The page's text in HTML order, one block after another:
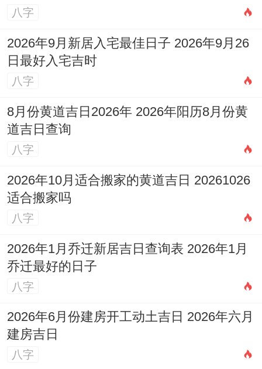
破耗多，入秋后金水旺相，财气方有回升。
3.2 哪些领域投资需要特别小心？
所有高杠杆，高风险的投机行为。如股票，
期货、虚拟货币等，今年皆为大忌，因劫财
夺财之象明确，与朋友，亲戚合伙投资或发
生大额借贷，极易因财失义，造成资金有去
无回，在正南方太岁位与正北方岁破方进行
的投资或重大财务决策，尤其凶险，务必回
避，建议将关注点放在与自身专业相关，或
需要长期知识积累的领域。
3.3 怎样守财并开拓新的财源？
守财是第一要务，可在家中或办公室的正东
件，稳固财库，凝聚财气，开拓财源方面应
依托「官印」，即争取与，大型机构相关的
八字
2026年9月新居入宅最佳日子 2026年9月26
日最好入宅吉时
八字
8月份黄道吉日2026年 2026年阳历8月份黄
道吉日查询
八字
2026年10月适合搬家的黄道吉日 20261026
适合搬家吗
八字
2026年1月乔迁新居吉日查询表 2026年1月
乔迁最好的日子
八字
2026年6月份建房开工动土吉日 2026年六月
建房吉日
八字